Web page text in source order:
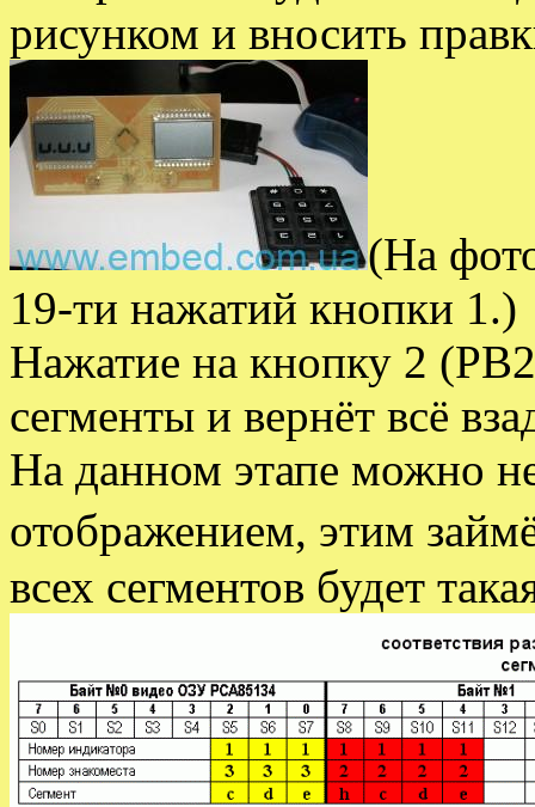
рисунком и вносить
(На
19-ти нажатий кнопки 1.)
Нажатие на кнопку 2
сегменты и вернёт всё
На данном этапе можно
отображением, этим
всех сегментов будет